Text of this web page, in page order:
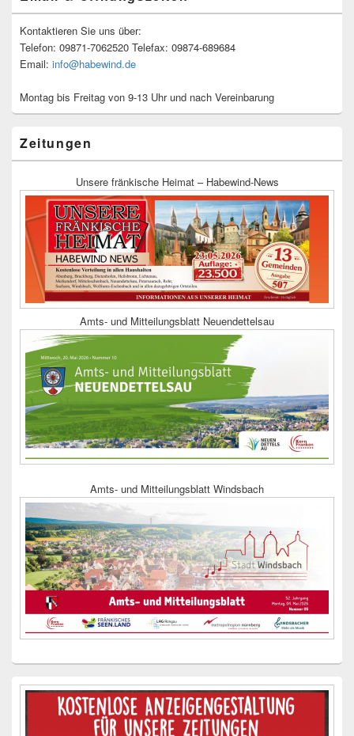
Kontaktieren Sie uns über:
Telefon: 09871-7062520 Telefax: 09874-689684
Email: info@habewind.de
Montag bis Freitag von 9-13 Uhr und nach Vereinbarung
Zeitungen
Unsere fränkische Heimat – Habewind-News
Amts- und Mitteilungsblatt Neuendettelsau
Amts- und Mitteilungsblatt Windsbach